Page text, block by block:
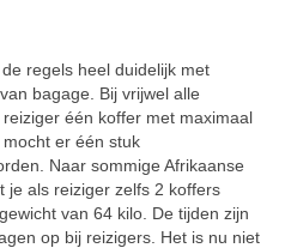
regels heel duidelijk met
bagage. Bij vrijwel alle
één koffer met maximaal
er één stuk
Naar sommige Afrikaanse
je als reiziger zelfs 2 koffers
van 64 kilo. De tijden zijn
op bij reizigers. Het is nu niet